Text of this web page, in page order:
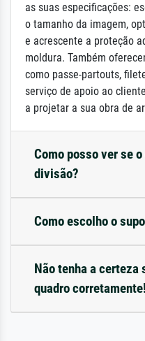
as suas especificações:
o tamanho da imagem,
e acrescente a proteção
moldura. Também
como passe-partouts,
serviço de apoio ao
a projetar a sua obra de
Como posso ver se
divisão?
Como escolho o
Não tenha a certeza
quadro corretamente!